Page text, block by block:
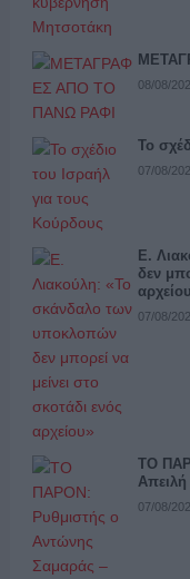
08/08/
Το
07/08/
Ε.
δεν
07/08/
ΤΟ
07/08/